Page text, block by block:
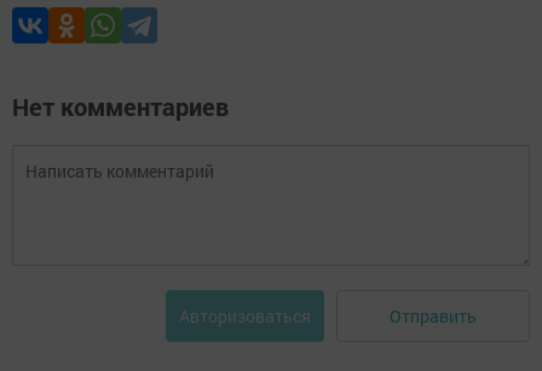
Нет комментариев
Авторизоваться Отправить